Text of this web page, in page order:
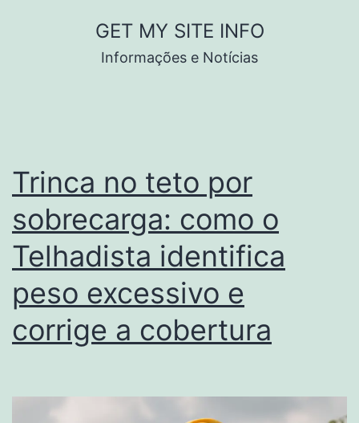
GET MY SITE INFO
Informações e Notícias
Trinca no teto por
sobrecarga: como o
Telhadista identifica
peso excessivo e
corrige a cobertura